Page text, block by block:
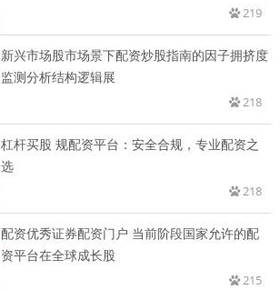
219
新兴市场股市场景下配资炒股指南的因子拥挤度
监测分析结构逻辑展
218
杠杆买股 规配资平台：安全合规，专业配资之
选
218
配资优秀证券配资门户 当前阶段国家允许的配
资平台在全球成长股
215